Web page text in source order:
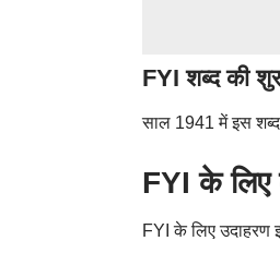
FYI शब्द की
साल 1941 में इस शब्द
FYI के लिए
FYI के लिए उदाहरण